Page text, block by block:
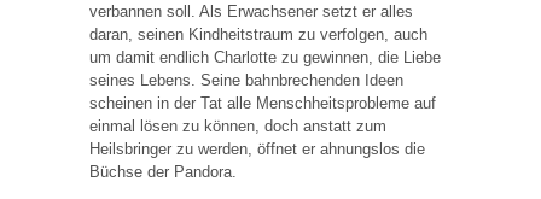
verbannen soll. Als Erwachsener setzt er alles
daran, seinen Kindheitstraum zu verfolgen, auch
um damit endlich Charlotte zu gewinnen, die Liebe
seines Lebens. Seine bahnbrechenden Ideen
scheinen in der Tat alle Menschheitsprobleme auf
einmal lösen zu können, doch anstatt zum
Heilsbringer zu werden, öffnet er ahnungslos die
Büchse der Pandora.